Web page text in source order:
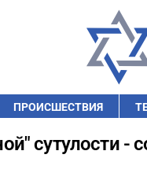
ПРОИСШЕСТВИЯ
сутулости -